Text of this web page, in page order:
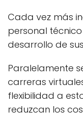
Cada vez más
personal
desarrollo de
Paralelamente
carreras
flexibilidad a
reduzcan los